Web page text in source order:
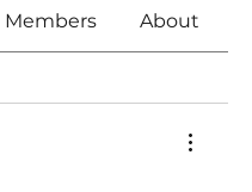
Members About